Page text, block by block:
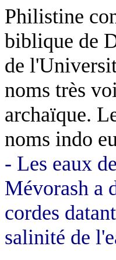
Philistine
biblique de
de
noms très
archaïque.
noms indo
- Les eaux
Mévorash a
cordes
salinité de